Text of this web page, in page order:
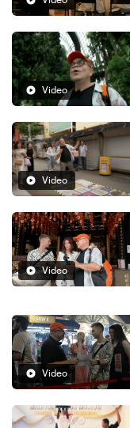
Video
Video
Video
Video